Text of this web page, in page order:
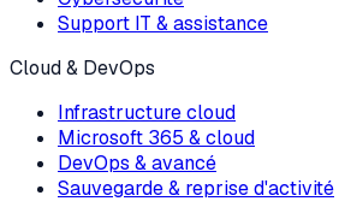
Support IT & assistance
Cloud & DevOps
Infrastructure cloud
Microsoft 365 & cloud
DevOps & avancé
Sauvegarde & reprise d'activité